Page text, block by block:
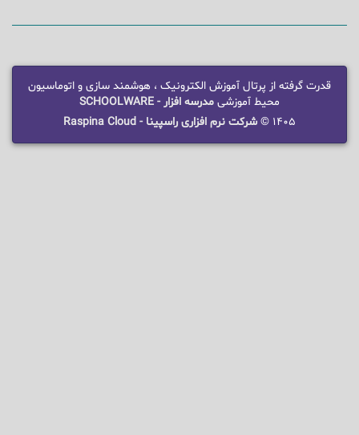
قدرت گرفته از پرتال آموزش الکترونیک ، هوشمند سازی و اتوماسیون
محیط آموزشی مدرسه افزار - SCHOOLWARE
1405 ©
شرکت نرم افزاری راسپینا - Raspina Cloud